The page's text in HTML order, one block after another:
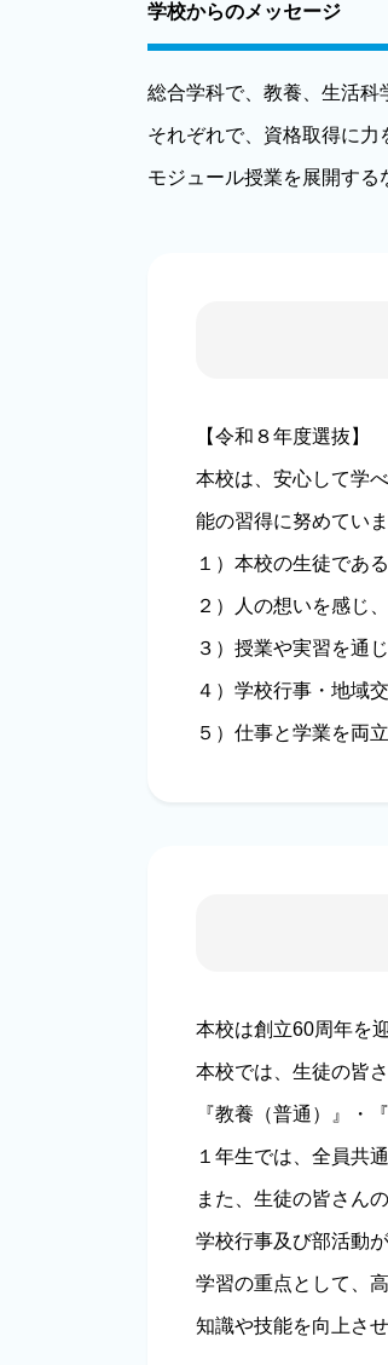
学校からのメッセージ
総合学科で、教養、生活科
それぞれで、資格取得に力
モジュール授業を展開する
【令和８年度選抜】
本校は、安心して学
能の習得に努めてい
１）本校の生徒であ
２）人の想いを感じ
３）授業や実習を通
４）学校行事・地域
５）仕事と学業を両
本校は創立60周年を
本校では、生徒の皆
『教養（普通）』・
１年生では、全員共
また、生徒の皆さん
学校行事及び部活動
学習の重点として、
知識や技能を向上さ